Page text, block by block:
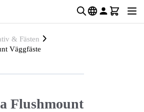
& Fästen
Väggfäste
Flushmount